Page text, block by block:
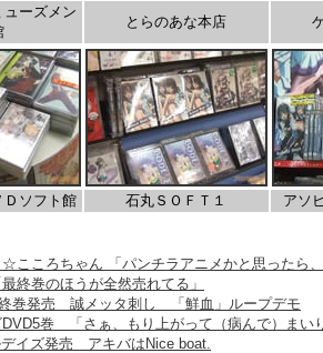
ューズメン
とらのあな本店
Ｄソフト館 石丸ＳＯＦＴ１ アソ
こころちゃん 「パンチラアニメかと思ったら、
終巻のほうが全然売れてる」
巻発売 誠メッタ刺し 「鮮血」ループデモ
巻 「さぁ、もり上がって（病んで）まい
デイズ発売 アキバはNice boat.